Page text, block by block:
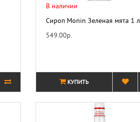
В наличии
Сироп Monin Зеленая мята 1 л
549.00р.
КУПИТЬ